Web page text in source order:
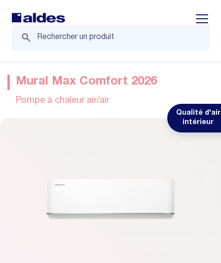
Qualité d'air
intérieur
Mural Max Comfort 2026
Pompe à chaleur air/air